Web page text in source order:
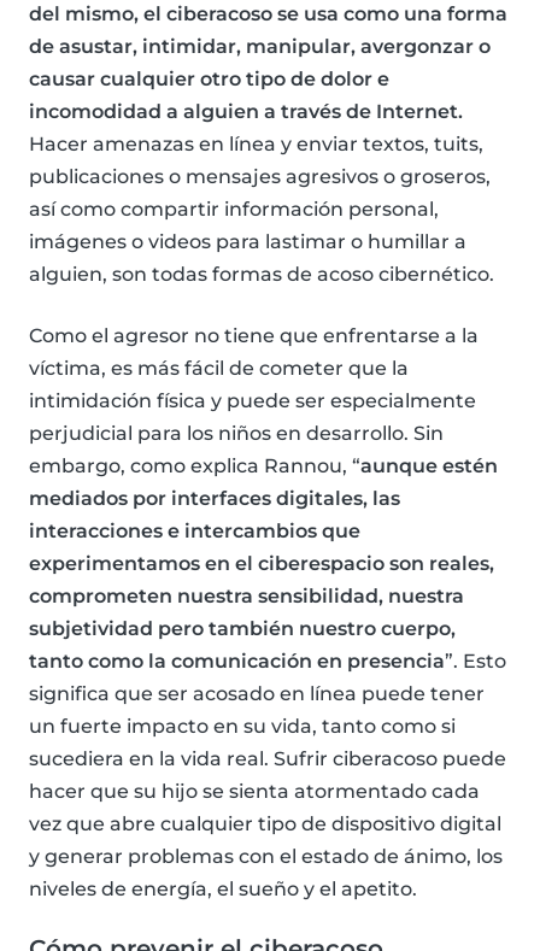
del mismo, el ciberacoso se usa como una forma
de asustar, intimidar, manipular, avergonzar o
causar cualquier otro tipo de dolor e
incomodidad a alguien a través de Internet.
Hacer amenazas en línea y enviar textos, tuits,
publicaciones o mensajes agresivos o groseros,
así como compartir información personal,
imágenes o videos para lastimar o humillar a
alguien, son todas formas de acoso cibernético.
Como el agresor no tiene que enfrentarse a la
víctima, es más fácil de cometer que la
intimidación física y puede ser especialmente
perjudicial para los niños en desarrollo. Sin
embargo, como explica Rannou, “aunque estén
mediados por interfaces digitales, las
interacciones e intercambios que
experimentamos en el ciberespacio son reales,
comprometen nuestra sensibilidad, nuestra
subjetividad pero también nuestro cuerpo,
tanto como la comunicación en presencia”. Esto
significa que ser acosado en línea puede tener
un fuerte impacto en su vida, tanto como si
sucediera en la vida real. Sufrir ciberacoso puede
hacer que su hijo se sienta atormentado cada
vez que abre cualquier tipo de dispositivo digital
y generar problemas con el estado de ánimo, los
niveles de energía, el sueño y el apetito.